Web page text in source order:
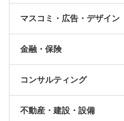
マスコミ・広告・デザイン
金融・保険
コンサルティング
不動産・建設・設備